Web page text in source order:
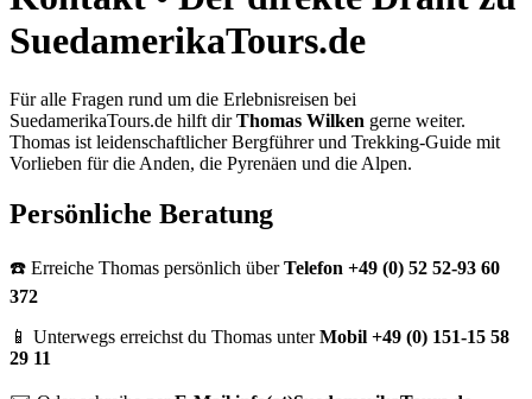
SuedamerikaTours.de
Für alle Fragen rund um die Erlebnisreisen bei
SuedamerikaTours.de hilft dirThomas Wilken gerne weiter.
Thomas ist leidenschaftlicher Bergführer und Trekking-Guide mit
Vorlieben für die Anden, die Pyrenäen und die Alpen.
Persönliche Beratung
☎️ Erreiche Thomas persönlich überTelefon +49 (0) 52 52-93 60
372
📱 Unterwegs erreichst du Thomas unterMobil +49 (0) 151-15 58
29 11